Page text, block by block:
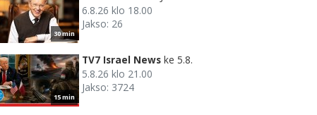
30 min
6.8.26 klo 18.00
Jakso: 26
15 min
TV7 Israel News ke 5.8.
5.8.26 klo 21.00
Jakso: 3724